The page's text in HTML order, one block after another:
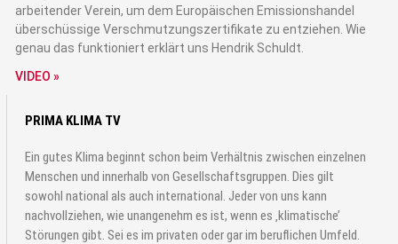
arbeitender Verein, um dem Europäischen Emissionshandel
überschüssige Verschmutzungszertifikate zu entziehen. Wie
genau das funktioniert erklärt uns Hendrik Schuldt.
VIDEO »
PRIMA KLIMA TV
Ein gutes Klima beginnt schon beim Verhältnis zwischen einzelnen
Menschen und innerhalb von Gesellschaftsgruppen. Dies gilt
sowohl national als auch international. Jeder von uns kann
nachvollziehen, wie unangenehm es ist, wenn es ‚klimatische’
Störungen gibt. Sei es im privaten oder gar im beruflichen Umfeld.